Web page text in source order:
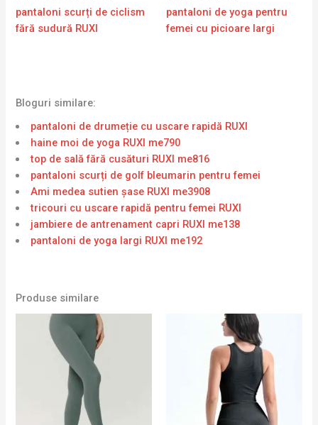
pantaloni scurți de ciclism
fără sudură RUXI
pantaloni de yoga pentru
femei cu picioare largi
Bloguri similare:
pantaloni de drumeție cu uscare rapidă RUXI
haine moi de yoga RUXI me790
top de sală fără cusături RUXI me816
pantaloni scurți de golf bleumarin pentru femei
Ami medea sutien şase RUXI me3908
tricouri cu uscare rapidă pentru femei RUXI
jambiere de antrenament capri RUXI me138
pantaloni de yoga largi RUXI me192
Produse similare